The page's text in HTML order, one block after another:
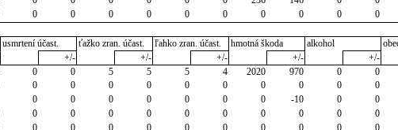
0 0 0 0 0 0 0 0 0 0
usmrtení účast. ťažko zran. účast. ľahko zran. účast. hmotná škoda alkohol
+/- +/- +/- +/- +/-
0 0 5 5 5 4 2020 970 0 0
0 0 0 0 0 0 0 0 0 0
0 0 0 0 0 0 0 -10 0 0
0 0 0 0 0 0 0 0 0 0
0 0 0 0 0 0 0 0 0 0